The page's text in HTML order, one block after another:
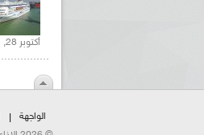
أكتوبر 28, 2021 |
الواجهة